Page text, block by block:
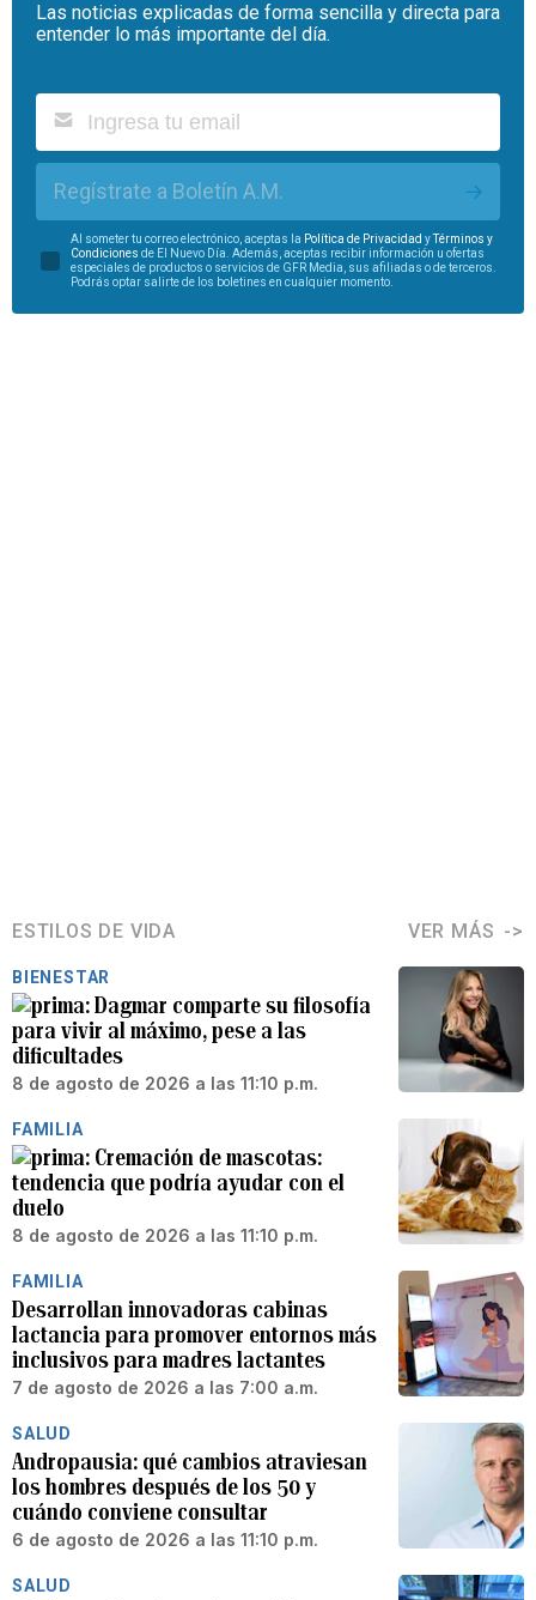
Las noticias explicadas de forma sencilla y directa para
entender lo más importante del día.
Regístrate a Boletín A.M.
Al someter tu correo electrónico, aceptas la Política de Privacidad yTérminos y
Condiciones de El Nuevo Día. Además, aceptas recibir información u ofertas
especiales de productos o servicios de GFR Media, sus afiliadas o de terceros.
Podrás optar salirte de los boletines en cualquier momento.
ESTILOS DE VIDA VER MÁS
BIENESTAR
Dagmar comparte su filosofía
para vivir al máximo, pese a las
dificultades
8 de agosto de 2026 a las 11:10 p.m.
FAMILIA
Cremación de mascotas:
tendencia que podría ayudar con el
duelo
8 de agosto de 2026 a las 11:10 p.m.
FAMILIA
Desarrollan innovadoras cabinas
lactancia para promover entornos más
inclusivos para madres lactantes
7 de agosto de 2026 a las 7:00 a.m.
SALUD
Andropausia: qué cambios atraviesan
los hombres después de los 50 y
cuándo conviene consultar
6 de agosto de 2026 a las 11:10 p.m.
SALUD